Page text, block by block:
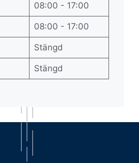
08:00 - 17:00
08:00 - 17:00
Stängd
Stängd